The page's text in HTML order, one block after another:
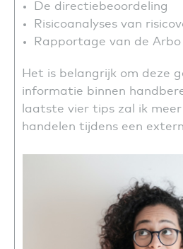
De directiebeoordeling
Risicoanalyses van
Rapportage van de Arbo
Het is belangrijk om deze
informatie binnen
laatste vier tips zal ik
handelen tijdens een